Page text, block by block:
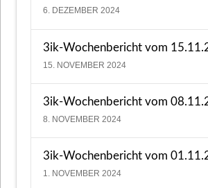
6. DEZEMBER 2024
3ik-Wochenbericht vom
15. NOVEMBER 2024
3ik-Wochenbericht vom
8. NOVEMBER 2024
3ik-Wochenbericht vom
1. NOVEMBER 2024